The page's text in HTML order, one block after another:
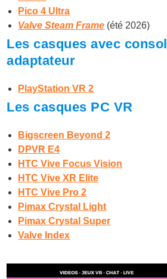
Pico 4 Ultra
Valve Steam Frame (été 2026)
Les casques avec
adaptateur
PlayStation VR 2
Les casques PC VR
Bigscreen Beyond 2
DPVR E4
HTC Vive Focus Vision
HTC Vive XR Elite
HTC Vive Pro 2
Pimax Crystal Light
Pimax Crystal Super
Valve Index